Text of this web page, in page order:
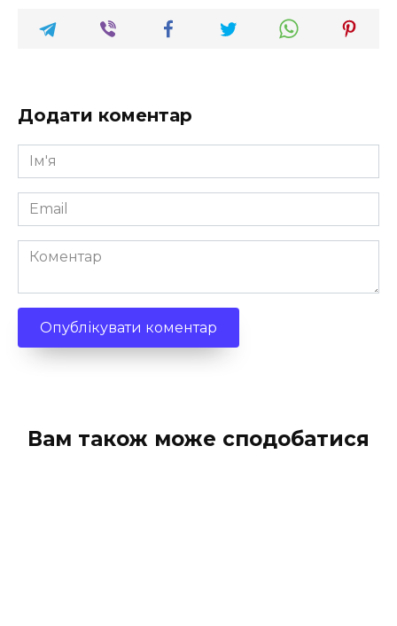
Додати коментар
Ім'я
*
Email
*
Коментар
Вам також може сподобатися